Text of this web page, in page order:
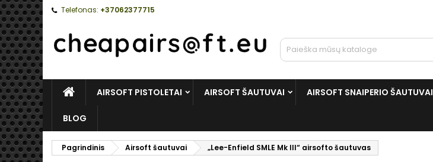
Telefonas: +37062377715
PAGRINDINIS
AIRSOFT PISTOLETAI AIRSOFT ŠAUTUVAI AIRSOFT SNAIPERIO ŠAUTUVAI
BLOG
Pagrindinis Airsoft šautuvai „Lee-Enfield SMLE Mk III“ airsofto šautuvas